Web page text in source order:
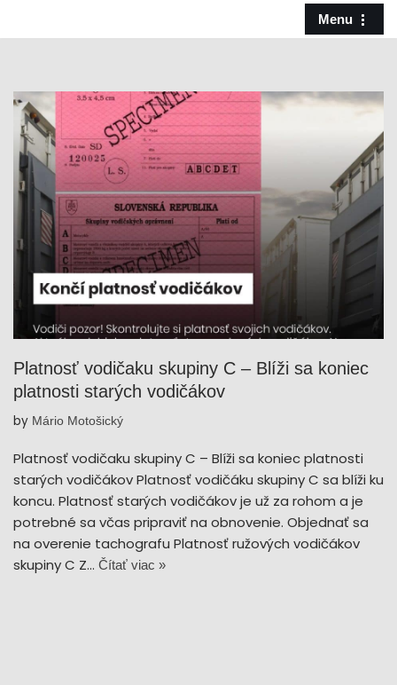
obsah
Menu
Platnosť vodičaku skupiny C – Blíži sa koniec
platnosti starých vodičákov
by Mário Motošický
Platnosť vodičaku skupiny C – Blíži sa koniec platnosti
starých vodičákov Platnosť vodičáku skupiny C sa blíži ku
koncu. Platnosť starých vodičákov je už za rohom a je
potrebné sa včas pripraviť na obnovenie. Objednať sa
na overenie tachografu Platnosť ružových vodičákov
skupiny C Z… Čítať viac »